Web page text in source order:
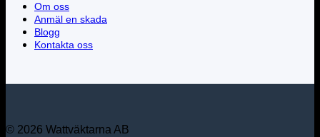
Om oss
Anmäl en skada
Blogg
Kontakta oss
© 2026 Wattväktarna AB